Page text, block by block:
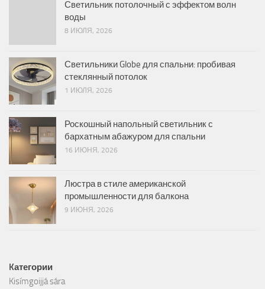
Светильник потолочный с эффектом волн
воды
8 ИЮЛЯ, 2026
Светильники Globe для спальни: пробивая
стеклянный потолок
1 ИЮЛЯ, 2026
Роскошный напольный светильник с
бархатным абажуром для спальни
16 ИЮНЯ, 2026
Люстра в стиле американской
промышленности для балкона
9 ИЮНЯ, 2026
Kатегории
Kisímgoijjá sára